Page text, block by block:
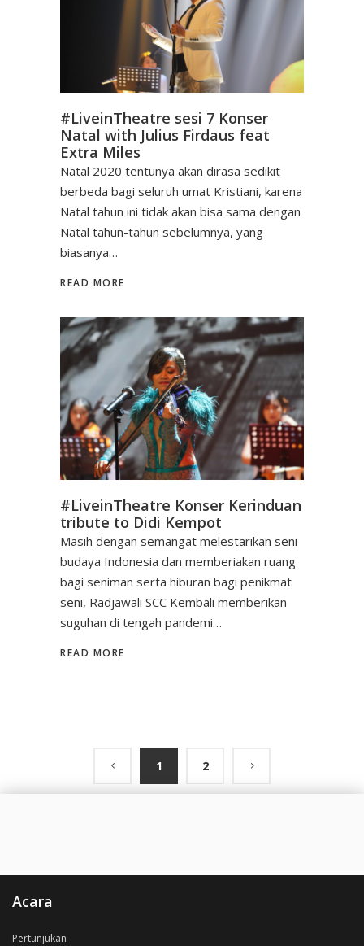
#LiveinTheatre sesi 7 Konser
Natal with Julius Firdaus feat
Extra Miles
Natal 2020 tentunya akan dirasa sedikit
berbeda bagi seluruh umat Kristiani, karena
Natal tahun ini tidak akan bisa sama dengan
Natal tahun-tahun sebelumnya, yang
biasanya…
READ MORE
#LiveinTheatre Konser Kerinduan
tribute to Didi Kempot
Masih dengan semangat melestarikan seni
budaya Indonesia dan memberiakan ruang
bagi seniman serta hiburan bagi penikmat
seni, Radjawali SCC Kembali memberikan
suguhan di tengah pandemi…
READ MORE
1 2
Acara
Pertunjukan